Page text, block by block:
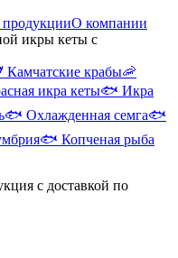
продукцииО компании
Камчатские крабы🦐
икра кеты🐟 Икра
🐟 Охлажденная семга🐟
🐟 Копченая рыба
с доставкой по